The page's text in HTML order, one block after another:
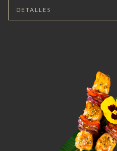
DETALLES